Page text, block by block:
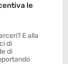
le
E alla
di
di